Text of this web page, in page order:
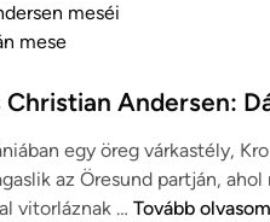
meséi
mese
Christian Andersen:
egy öreg várkastély,
az Öresund partján, ahol
vitorláznak … H
Tovább olvasom